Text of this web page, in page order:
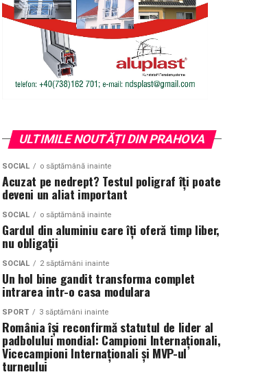
ULTIMILE NOUTĂȚI DIN PRAHOVA
SOCIAL o săptămână inainte
Acuzat pe nedrept? Testul poligraf îţi poate
deveni un aliat important
SOCIAL o săptămână inainte
Gardul din aluminiu care îți oferă timp liber,
nu obligații
SOCIAL 2 săptămâni inainte
Un hol bine gandit transforma complet
intrarea intr-o casa modulara
SPORT 3 săptămâni inainte
România își reconfirmă statutul de lider al
padbolului mondial: Campioni Internaționali,
Vicecampioni Internaționali și MVP-ul
turneului